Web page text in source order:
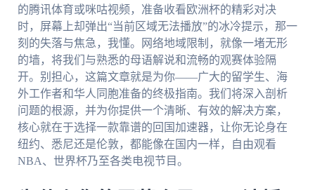
的腾讯体育或咪咕视频，准备收看欧洲杯的精彩对决
时，屏幕上却弹出“当前区域无法播放”的冰冷提示，那一
刻的失落与焦急，我懂。网络地域限制，就像一堵无形
的墙，将我们与熟悉的母语解说和流畅的观赛体验隔
开。别担心，这篇文章就是为你——广大的留学生、海
外工作者和华人同胞准备的终极指南。我们将深入剖析
问题的根源，并为你提供一个清晰、有效的解决方案，
核心就在于选择一款靠谱的回国加速器，让你无论身在
纽约、悉尼还是伦敦，都能像在国内一样，自由观看
NBA、世界杯乃至各类电视节目。